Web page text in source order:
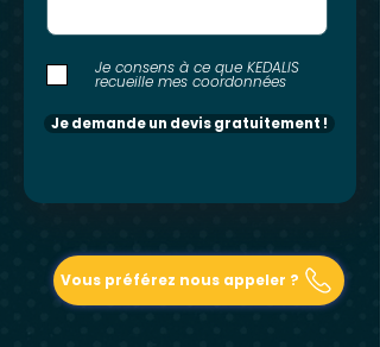
Je consens à ce que KEDALIS
recueille mes coordonnées
Je demande un devis gratuitement !
Vous préférez nous appeler ?